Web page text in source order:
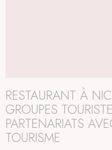
RESTAURANT À
GROUPES
PARTENARIATS
TOURISME